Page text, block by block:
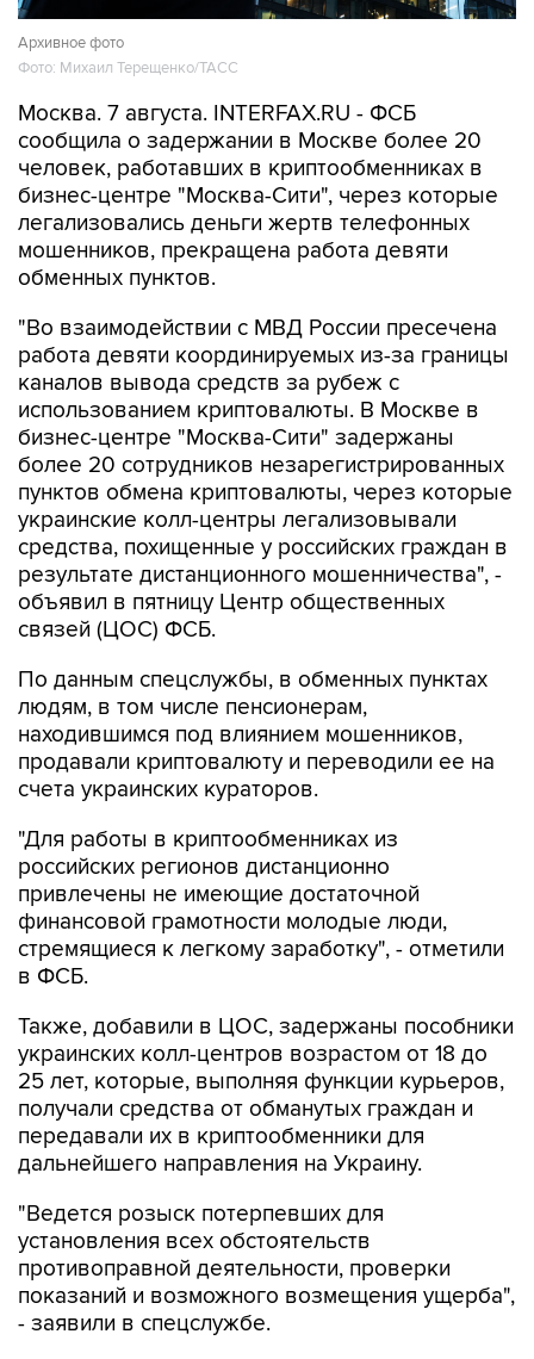
Архивное фото
Фото: Михаил Терещенко/ТАСС
Москва. 7 августа. INTERFAX.RU - ФСБ
сообщила о задержании в Москве более 20
человек, работавших в криптообменниках в
бизнес-центре "Москва-Сити", через которые
легализовались деньги жертв телефонных
мошенников, прекращена работа девяти
обменных пунктов.
"Во взаимодействии с МВД России пресечена
работа девяти координируемых из-за границы
каналов вывода средств за рубеж с
использованием криптовалюты. В Москве в
бизнес-центре "Москва-Сити" задержаны
более 20 сотрудников незарегистрированных
пунктов обмена криптовалюты, через которые
украинские колл-центры легализовывали
средства, похищенные у российских граждан в
результате дистанционного мошенничества", -
объявил в пятницу Центр общественных
связей (ЦОС) ФСБ.
По данным спецслужбы, в обменных пунктах
людям, в том числе пенсионерам,
находившимся под влиянием мошенников,
продавали криптовалюту и переводили ее на
счета украинских кураторов.
"Для работы в криптообменниках из
российских регионов дистанционно
привлечены не имеющие достаточной
финансовой грамотности молодые люди,
стремящиеся к легкому заработку", - отметили
в ФСБ.
Также, добавили в ЦОС, задержаны пособники
украинских колл-центров возрастом от 18 до
25 лет, которые, выполняя функции курьеров,
получали средства от обманутых граждан и
передавали их в криптообменники для
дальнейшего направления на Украину.
"Ведется розыск потерпевших для
установления всех обстоятельств
противоправной деятельности, проверки
показаний и возможного возмещения ущерба",
- заявили в спецслужбе.